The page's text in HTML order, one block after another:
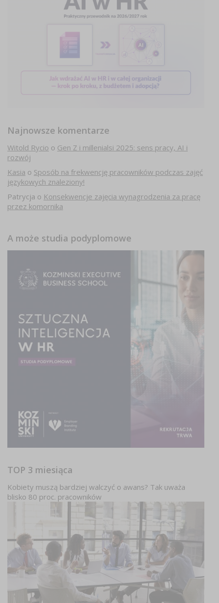
Najnowsze komentarze
Witold Rycio o Gen Z i millenialsi 2025: sens pracy, AI i
rozwój
Kasia o Sposób na frekwencję pracowników podczas zajęć
językowych znaleziony!
Patrycja o Konsekwencje zajęcia wynagrodzenia za pracę
przez komornika
A może studia podyplomowe
TOP 3 miesiąca
Kobiety muszą bardziej walczyć o awans? Tak uważa
blisko 80 proc. pracowników